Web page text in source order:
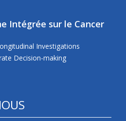
Intégrée sur le Cancer
Investigations
Decision-making